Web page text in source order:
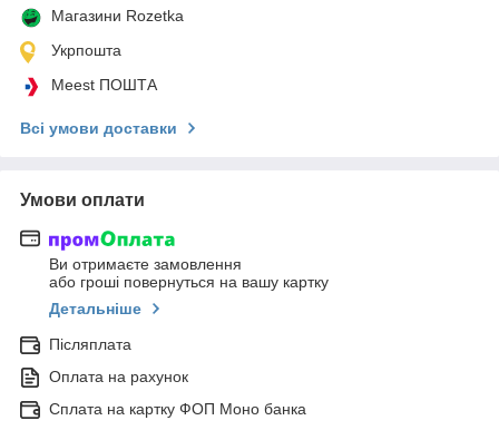
Магазини Rozetka
Укрпошта
Meest ПОШТА
Всі умови доставки
Умови оплати
Ви отримаєте замовлення
або гроші повернуться на вашу картку
Детальніше
Післяплата
Оплата на рахунок
Сплата на картку ФОП Моно банка